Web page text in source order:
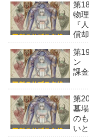
第
物
『
償
第
ン
課
第
墓
の
い